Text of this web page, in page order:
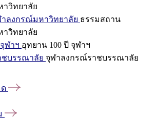
วิทยาลัย
ลงกรณ์มหาวิทยาลัย ธรรมสถาน
วิทยาลัย
ฬาฯ อุทยาน 100 ปี จุฬาฯ
ชบรรณาลัย จุฬาลงกรณ์ราชบรรณาลัย